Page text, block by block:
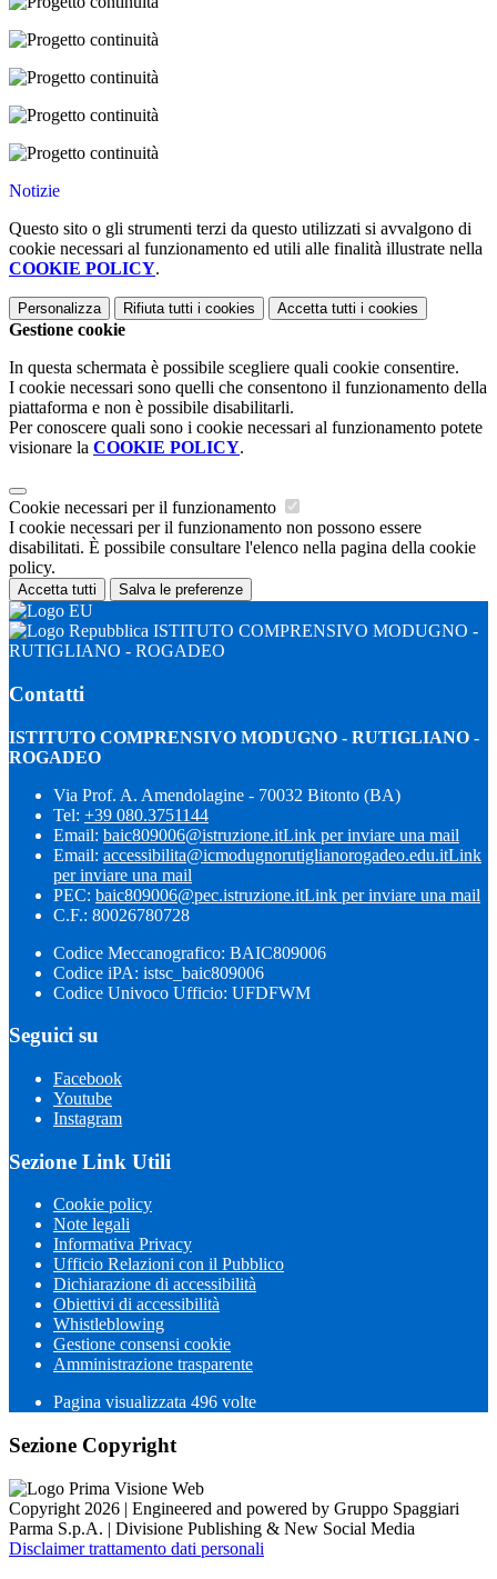
Notizie
Questo sito o gli strumenti terzi da questo utilizzati si avvalgono di
cookie necessari al funzionamento ed utili alle finalità illustrate nella
COOKIE POLICY.
Personalizza Rifiuta tutti i cookies Accetta tutti i cookies
Gestione cookie
In questa schermata è possibile scegliere quali cookie consentire.
I cookie necessari sono quelli che consentono il funzionamento della
piattaforma e non è possibile disabilitarli.
Per conoscere quali sono i cookie necessari al funzionamento potete
visionare la COOKIE POLICY.
Cookie necessari per il funzionamento
I cookie necessari per il funzionamento non possono essere
disabilitati. È possibile consultare l'elenco nella pagina della cookie
policy.
Accetta tutti Salva le preferenze
ISTITUTO COMPRENSIVO MODUGNO -
RUTIGLIANO - ROGADEO
Contatti
ISTITUTO COMPRENSIVO MODUGNO - RUTIGLIANO -
ROGADEO
Via Prof. A. Amendolagine - 70032 Bitonto (BA)
Tel: +39 080.3751144
Email: baic809006@istruzione.itLink per inviare una mail
Email: accessibilita@icmodugnorutiglianorogadeo.edu.itLink
per inviare una mail
PEC: baic809006@pec.istruzione.itLink per inviare una mail
C.F.: 80026780728
Codice Meccanografico: BAIC809006
Codice iPA: istsc_baic809006
Codice Univoco Ufficio: UFDFWM
Seguici su
Facebook
Youtube
Instagram
Sezione Link Utili
Cookie policy
Note legali
Informativa Privacy
Ufficio Relazioni con il Pubblico
Dichiarazione di accessibilità
Obiettivi di accessibilità
Whistleblowing
Gestione consensi cookie
Amministrazione trasparente
Pagina visualizzata 496 volte
Sezione Copyright
Copyright 2026 | Engineered and powered by Gruppo Spaggiari
Parma S.p.A. | Divisione Publishing & New Social Media
Disclaimer trattamento dati personali